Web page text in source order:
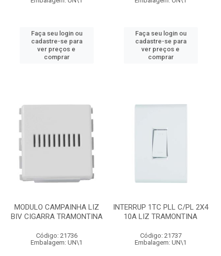
Faça seu login ou
cadastre-se para
ver preços e
comprar
Faça seu login ou
cadastre-se para
ver preços e
comprar
MODULO CAMPAINHA LIZ
BIV CIGARRA TRAMONTINA
Código: 21736
Embalagem: UN\1
INTERRUP 1TC PLL C/PL 2X4
10A LIZ TRAMONTINA
Código: 21737
Embalagem: UN\1